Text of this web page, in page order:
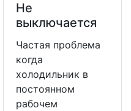
Не
выключается
Частая проблема
когда
холодильник в
постоянном
рабочем